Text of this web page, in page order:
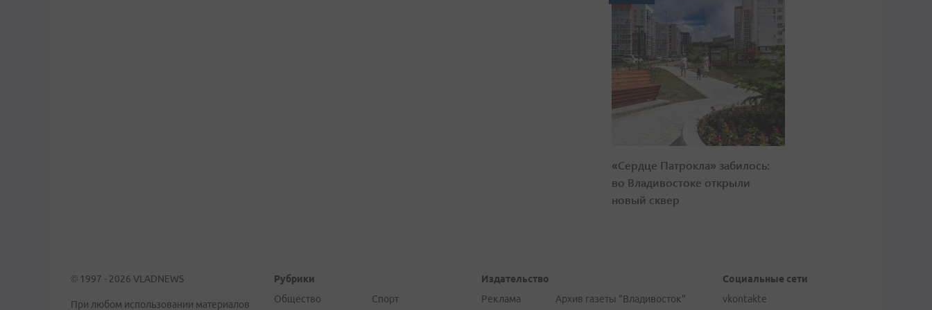
«Сердце Патрокла» забилось:
во Владивостоке открыли
новый сквер
© 1997 - 2026 VLADNEWS
При любом использовании материалов
Рубрики
Общество
Спорт
Издательство
Реклама
Архив газеты "Владивосток"
Социальные сети
vkontakte